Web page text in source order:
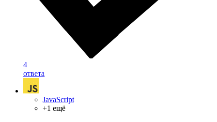
4
ответа
JavaScript
+1 ещё